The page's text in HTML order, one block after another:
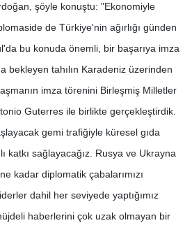
şöyle konuştu: "Ekonomiyle
de Türkiye'nin ağırlığı günden
bu konuda önemli, bir başarıya imza
bekleyen tahılın Karadeniz üzerinden
imza törenini Birleşmiş Milletler
Guterres ile birlikte gerçekleştirdik.
gemi trafiğiyle küresel gıda
katkı sağlayacağız. Rusya ve Ukrayna
kadar diplomatik çabalarımızı
dahil her seviyede yaptığımız
haberlerini çok uzak olmayan bir